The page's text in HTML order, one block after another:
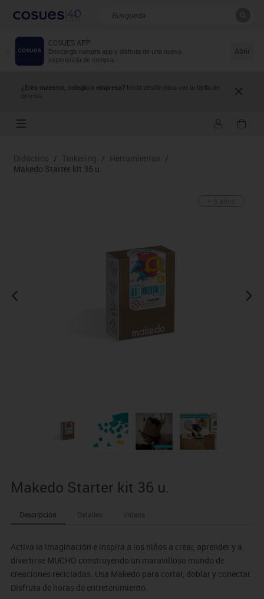
COSUES APP
Descarga nuestra app y disfruta de una nueva
experiencia de compra.
Abrir
¿Eres maestro, colegio o empresa? Inicia sesión para ver tu tarifa de
precios.
Resultados de la búsqueda
Didáctico / Tinkering / Herramientas /
Makedo Starter kit 36 u.
Makedo Starter kit 36 u.
Descripción Detalles Vídeos
Activa la imaginación e inspira a los niños a crear, aprender y a
divertirse MUCHO construyendo un maravilloso mundo de
creaciones recicladas. Usa Makedo para cortar, doblar y conectar.
Disfruta de horas de entretenimiento.